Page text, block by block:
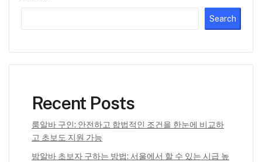
Search
Recent Posts
룸알바 구인: 안전하고 합법적인 조건을 한눈에 비교하
고 초보도 지원 가능
밤알바 초보자 구하는 방법: 서울에서 할 수 있는 시급 높